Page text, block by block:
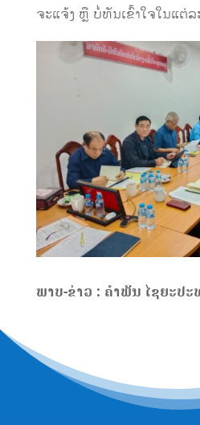
ຈະແຈ້ງ ຫຼື ບໍ່ທັນເຂົ້າໃຈໃນແຕ່
ພາບ-ຂ່າວ : ຄໍາພັນ ໄຊຍະປ